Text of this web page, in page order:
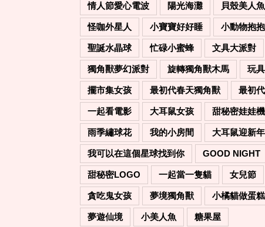
情人節愛心電波 陽光海灘 貝殼美人魚
怪咖外星人 小寶寶好好睡 小動物抱抱
聖誕水晶球 忙碌小蜜蜂 文具大派對
獨角獸夢幻派對 旋轉獨角獸木馬 玩
擺市集女孩 最初代春天獨角獸 最初
一起看電影 大耳鼠女孩 甜秘密娃娃機
雨季繡球花 我的小房間 大耳鼠迎新年
我可以在這個星球找到你 GOOD NIGHT
甜秘密LOGO 一起當一隻貓 女兒節
貪吃鬼女孩 夢境獨角獸 小橘貓做蛋糕
夢遊仙境 小美人魚 糖果屋